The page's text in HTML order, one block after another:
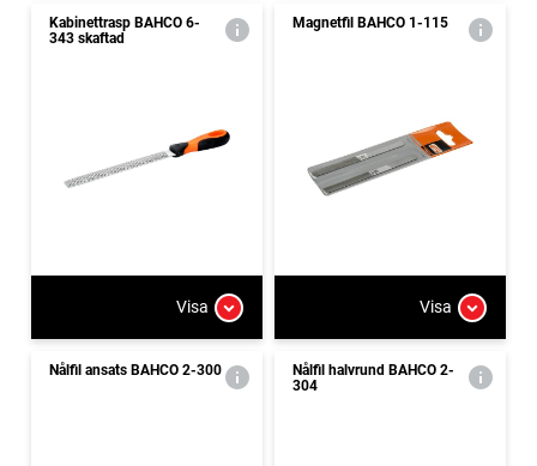
Kabinettrasp BAHCO 6-
343 skaftad
Visa
Magnetfil BAHCO 1-115
Visa
Nålfil ansats BAHCO 2-300
Nålfil halvrund BAHCO 2-
304